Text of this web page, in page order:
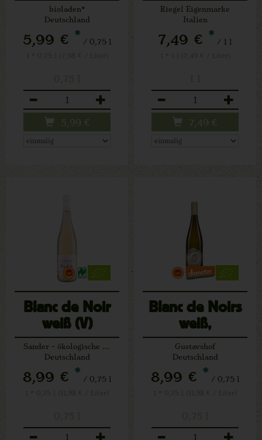
bioladen*
Deutschland
5,99 € * / 0,75 l
5,99 €
Riegel Eigenmarke
Italien
7,49 € * / 1 l
7,49 €
Blanc de Noir
weiß (V)
Sander - ökologische Weine
Deutschland
8,99 € * / 0,75 l
Blanc de Noirs
weiß,
histamingetestet
(V)
Gustavshof
Deutschland
8,99 € * / 0,75 l